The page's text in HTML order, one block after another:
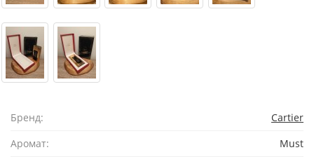
Бренд:
Cartier
Аромат:
Must